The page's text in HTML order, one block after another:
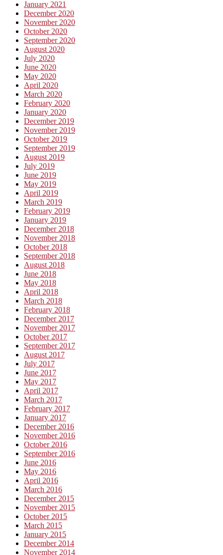
January 2021
December 2020
November 2020
October 2020
September 2020
August 2020
July 2020
June 2020
May 2020
April 2020
March 2020
February 2020
January 2020
December 2019
November 2019
October 2019
September 2019
August 2019
July 2019
June 2019
May 2019
April 2019
March 2019
February 2019
January 2019
December 2018
November 2018
October 2018
September 2018
August 2018
June 2018
May 2018
April 2018
March 2018
February 2018
December 2017
November 2017
October 2017
September 2017
August 2017
July 2017
June 2017
May 2017
April 2017
March 2017
February 2017
January 2017
December 2016
November 2016
October 2016
September 2016
June 2016
May 2016
April 2016
March 2016
December 2015
November 2015
October 2015
March 2015
January 2015
December 2014
November 2014